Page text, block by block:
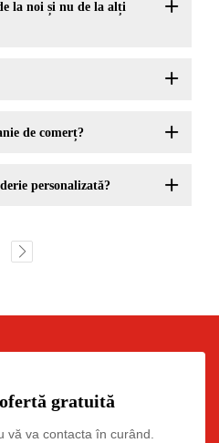
la noi și nu de la alți
de comerț?
personalizată?
gratuită
vă va contacta în curând.